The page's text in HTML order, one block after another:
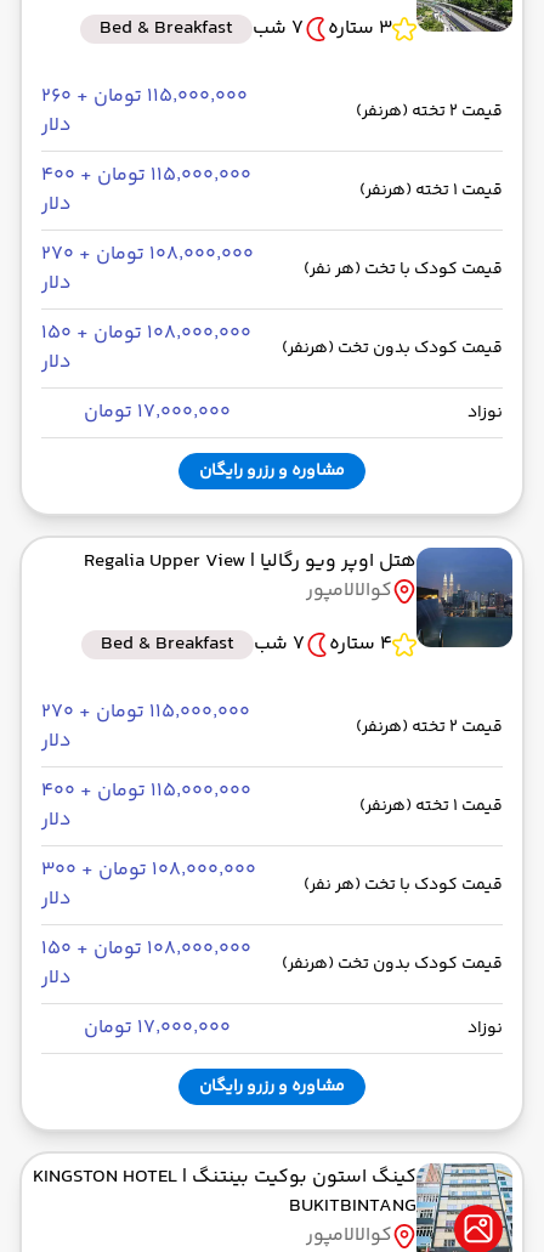
3 ستاره 7 شب Bed & Breakfast
قیمت 2 تخته (هرنفر)
۱۱۵٬۰۰۰٬۰۰۰ تومان + ۲۶۰
دلار
قیمت 1 تخته (هرنفر)
۱۱۵٬۰۰۰٬۰۰۰ تومان + ۴۰۰
دلار
قیمت کودک با تخت (هر نفر)
۱۰۸٬۰۰۰٬۰۰۰ تومان + ۲۷۰
دلار
قیمت کودک بدون تخت (هرنفر)
۱۰۸٬۰۰۰٬۰۰۰ تومان + ۱۵۰
دلار
نوزاد ۱۷٬۰۰۰٬۰۰۰ تومان
مشاوره و رزرو رایگان
هتل اوپر ویو رگالیا | Regalia Upper View
کوالالامپور
4 ستاره
7 شب Bed & Breakfast
قیمت 2 تخته (هرنفر)
۱۱۵٬۰۰۰٬۰۰۰ تومان + ۲۷۰
دلار
قیمت 1 تخته (هرنفر)
۱۱۵٬۰۰۰٬۰۰۰ تومان + ۴۰۰
دلار
قیمت کودک با تخت (هر نفر)
۱۰۸٬۰۰۰٬۰۰۰ تومان + ۳۰۰
دلار
قیمت کودک بدون تخت (هرنفر)
۱۰۸٬۰۰۰٬۰۰۰ تومان + ۱۵۰
دلار
نوزاد ۱۷٬۰۰۰٬۰۰۰ تومان
مشاوره و رزرو رایگان
کینگ استون بوکیت بینتنگ | KINGSTON HOTEL
BUKITBINTANG
کوالالامپور